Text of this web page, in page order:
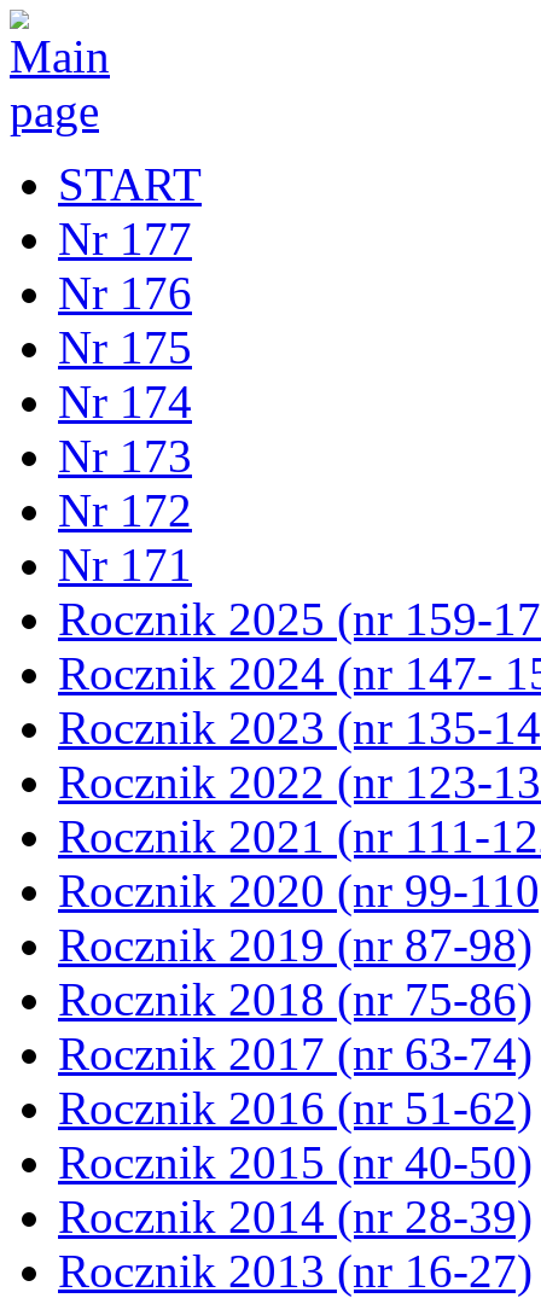
START
Nr 177
Nr 176
Nr 175
Nr 174
Nr 173
Nr 172
Nr 171
Rocznik 2025 (nr 159-
Rocznik 2024 (nr 147-
Rocznik 2023 (nr 135-
Rocznik 2022 (nr 123-
Rocznik 2021 (nr 111-
Rocznik 2020 (nr 99-
Rocznik 2019 (nr 87-98)
Rocznik 2018 (nr 75-86)
Rocznik 2017 (nr 63-74)
Rocznik 2016 (nr 51-62)
Rocznik 2015 (nr 40-50)
Rocznik 2014 (nr 28-39)
Rocznik 2013 (nr 16-27)